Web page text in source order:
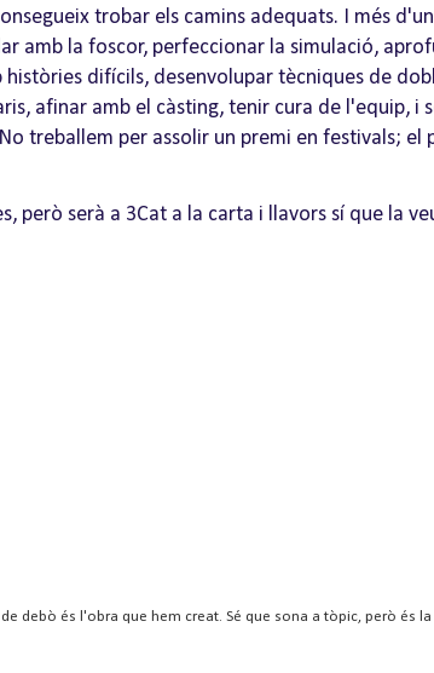
trobar els camins adequats. I més
amb la foscor, perfeccionar la simulació,
difícils, desenvolupar tècniques de
afinar amb el càsting, tenir cura de l'equip,
treballem per assolir un premi en festivals; el
però serà a 3Cat a la carta i llavors sí que la
debò és l'obra que hem creat. Sé que sona a tòpic, però és